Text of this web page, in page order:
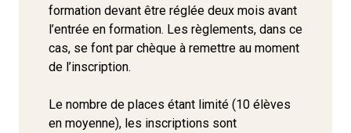
formation devant être réglée deux mois avant
l’entrée en formation. Les règlements, dans ce
cas, se font par chèque à remettre au moment
de l’inscription.
Le nombre de places étant limité (10 élèves
en moyenne), les inscriptions sont